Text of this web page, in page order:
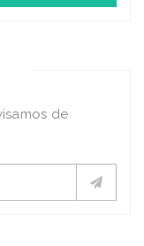
de